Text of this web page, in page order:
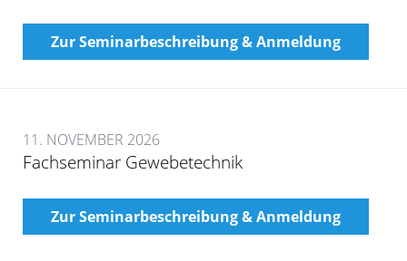
Zur Seminarbeschreibung & Anmeldung
11. NOVEMBER 2026
Fachseminar Gewebetechnik
Zur Seminarbeschreibung & Anmeldung